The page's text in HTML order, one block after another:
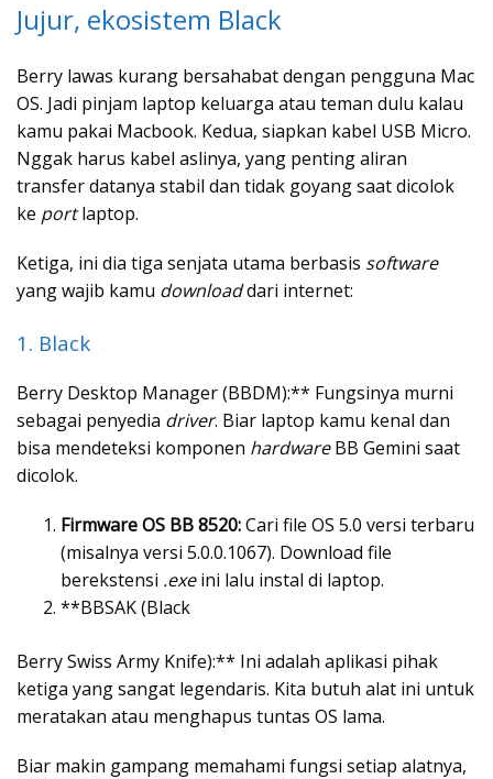
Jujur, ekosistem Black
Berry lawas kurang bersahabat dengan pengguna Mac
OS. Jadi pinjam laptop keluarga atau teman dulu kalau
kamu pakai Macbook. Kedua, siapkan kabel USB Micro.
Nggak harus kabel aslinya, yang penting aliran
transfer datanya stabil dan tidak goyang saat dicolok
ke portlaptop.
Ketiga, ini dia tiga senjata utama berbasis software
yang wajib kamu downloaddari internet:
1. Black
Berry Desktop Manager (BBDM):** Fungsinya murni
sebagai penyedia driver. Biar laptop kamu kenal dan
bisa mendeteksi komponen hardwareBB Gemini saat
dicolok.
Firmware OS BB 8520:Cari file OS 5.0 versi terbaru
(misalnya versi 5.0.0.1067). Download file
berekstensi .exeini lalu instal di laptop.
**BBSAK (Black
Berry Swiss Army Knife):** Ini adalah aplikasi pihak
ketiga yang sangat legendaris. Kita butuh alat ini untuk
meratakan atau menghapus tuntas OS lama.
Biar makin gampang memahami fungsi setiap alatnya,